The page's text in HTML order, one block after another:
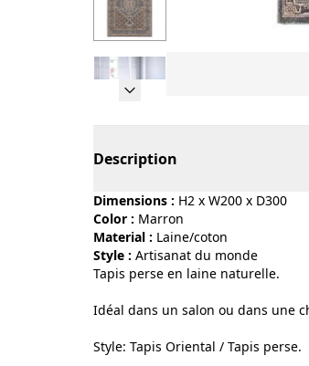
Description
Dimensions : H2 x W200 x D300
Color :
marron
Material :
laine/coton
Style :
artisanat du monde
Tapis perse en laine naturelle.
Idéal dans un salon ou dans une
Style: Tapis Oriental / Tapis perse.